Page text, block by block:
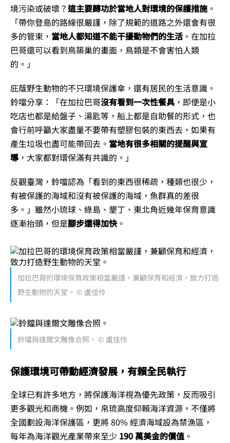
境污染或破壞？這主要歸功於當地人對環境的保護措施 。
「帶你登島的路線很嚴謹，除了規範的道路之外還會有很
多的管束， 當地人都知道不能干擾動物們的生活 。在加拉
巴哥還可以看到鳥築巢的畫面，鳥類是不會害怕人類
的。」
庇蔭野生動物的不只環境保護傘，還有居民的生活意識。
鈴噹分享：「在加拉巴哥沒有看到一次性餐具 ，即便是小
吃店也都是給盤子、湯匙等，船上都是自助餐的形式，也
會行前呼籲大家盡量不要帶有塑膠包裝的東西去，如果有
產生垃圾也盡可能帶回去。 當地有很多相關的提醒與宣
導，大家都對環保滿有共識的。」
反觀臺灣，鈴噹認為「看到的東西很稀疏，種類也很少，
有被保護的海域和沒有被保護的海域，魚群真的差很
多。」雖然小琉球、綠島、墾丁、東北角近幾年保育意識
逐漸抬頭，但是腳步還得加快 。
加拉巴哥的環境保育政策相當嚴謹，兼顧保育和經濟，致力打造
野生動物的天堂。 © 盧佳伶
鈴噹與達爾文雕像合照。 © 盧佳伶
保護環境可帶動經濟發展，有賴全民執行
全球已有許多地方，將保護海洋視為優先政策，反而吸引
更多觀光和商機。例如，帛琉高度仰賴海洋資源，不僅將
全國劃設海洋保護區，更將 80% 經濟海域設為禁漁區，
每年為海洋觀光產業帶來至少 190 萬美金的價值 。